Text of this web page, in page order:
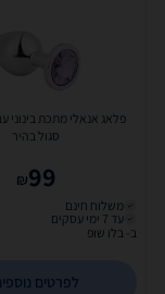
פלאג אנאלי מתכת בינוני
סגול בהיר
99
₪
משלוח חינם
עד 7 ימי עסקים
ב- בלו שופ
לפרטים